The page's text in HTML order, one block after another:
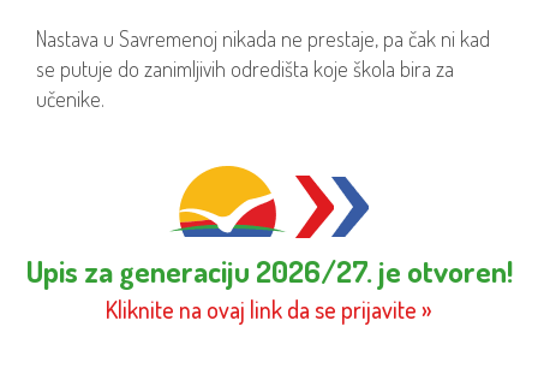
Nastava u Savremenoj nikada ne prestaje, pa čak ni kad
se putuje do zanimljivih odredišta koje škola bira za
učenike.
Upis za generaciju 2026/27. je otvoren!
Kliknite na ovaj link da se prijavite »